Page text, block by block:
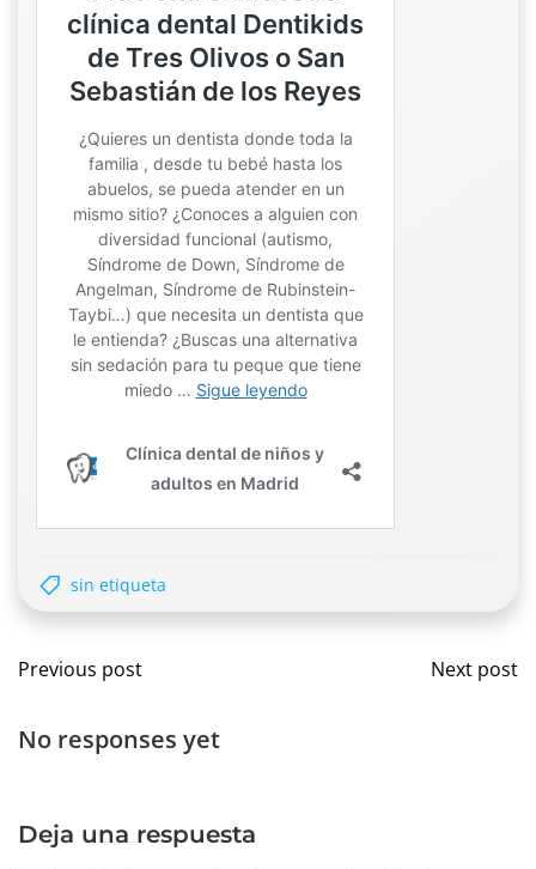
sin etiqueta
Navegación
por
entradas
Previous post Next post
No responses yet
Deja una respuesta